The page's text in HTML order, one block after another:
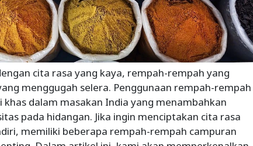
cita rasa yang kaya, rempah-rempah yang
menggugah selera. Penggunaan rempah-rempah
dalam masakan India yang menambahkan
pada hidangan. Jika ingin menciptakan cita rasa
memiliki beberapa rempah-rempah campuran